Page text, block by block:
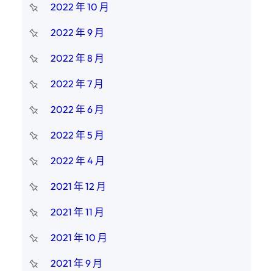
2022 年 10 月
2022 年 9 月
2022 年 8 月
2022 年 7 月
2022 年 6 月
2022 年 5 月
2022 年 4 月
2021 年 12 月
2021 年 11 月
2021 年 10 月
2021 年 9 月